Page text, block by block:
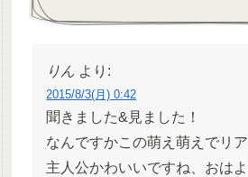
りん より:
2015/8/3(月) 0:42
聞きました&見ました！
なんですかこの萌え萌えでリ
主人公かわいいですね、おは